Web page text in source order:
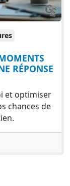
RÉPONSE
et optimiser
chances de